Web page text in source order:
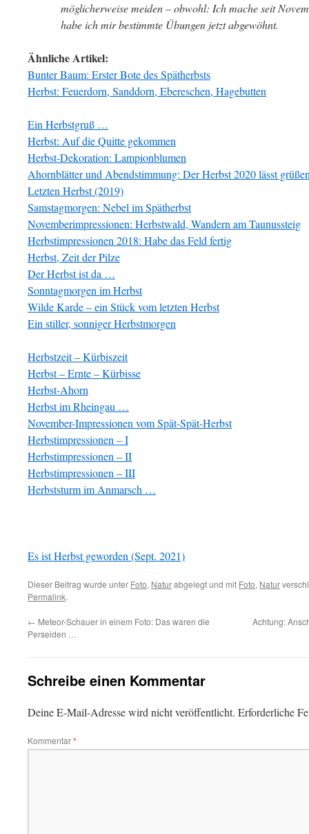
möglicherweise meiden – obwohl: Ich mache seit
habe ich mir bestimmte Übungen jetzt abgewöhnt.
Ähnliche Artikel:
Bunter Baum: Erster Bote des Spätherbsts
Herbst: Feuerdorn, Sanddorn, Ebereschen, Hagebutten
Ein Herbstgruß …
Herbst: Auf die Quitte gekommen
Herbst-Dekoration: Lampionblumen
Ahornblätter und Abendstimmung: Der Herbst 2020 lässt
Letzten Herbst (2019)
Samstagmorgen: Nebel im Spätherbst
Novemberimpressionen: Herbstwald, Wandern am Taunussteig
Herbstimpressionen 2018: Habe das Feld fertig
Herbst, Zeit der Pilze
Der Herbst ist da …
Sonntagmorgen im Herbst
Wilde Karde – ein Stück vom letzten Herbst
Ein stiller, sonniger Herbstmorgen
Herbstzeit – Kürbiszeit
Herbst – Ernte – Kürbisse
Herbst-Ahorn
Herbst im Rheingau …
November-Impressionen vom Spät-Spät-Herbst
Herbstimpressionen – I
Herbstimpressionen – II
Herbstimpressionen – III
Herbststurm im Anmarsch …
Es ist Herbst geworden (Sept. 2021)
Dieser Beitrag wurde unter Foto, Naturabgelegt und mit Foto, Natur
Permalink.
← Meteor-Schauer in einem Foto: Das waren die
Perseiden …
Achtung:
Schreibe einen Kommentar
Deine E-Mail-Adresse wird nicht veröffentlicht. Erforderliche
Kommentar*